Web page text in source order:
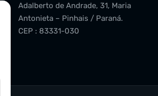
Adalberto de Andrade, 31, Maria
Antonieta – Pinhais / Paraná.
CEP : 83331-030